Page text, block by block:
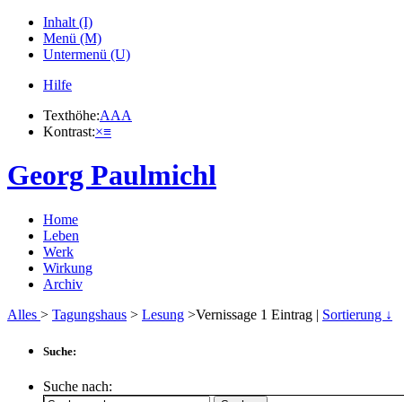
Inhalt (I)
Menü (M)
Untermenü (U)
Hilfe
Texthöhe:AAA
Kontrast:×≡
Georg Paulmichl
Home
Leben
Werk
Wirkung
Archiv
Alles > Tagungshaus > Lesung >Vernissage 1 Eintrag | Sortierung ↓
Suche:
Suche nach: